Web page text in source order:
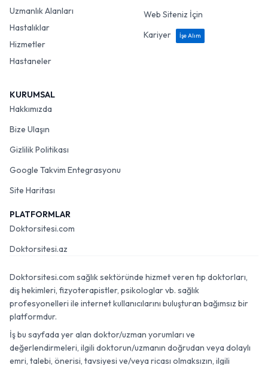
Uzmanlık Alanları
Hastalıklar
Hizmetler
Hastaneler
Web Siteniz İçin
Kariyer
İşe Alım
KURUMSAL
Hakkımızda
Bize Ulaşın
Gizlilik Politikası
Google Takvim Entegrasyonu
Site Haritası
PLATFORMLAR
Doktorsitesi.com
Doktorsitesi.az
Doktorsitesi.com sağlık sektöründe hizmet veren tıp doktorları,
diş hekimleri, fizyoterapistler, psikologlar vb. sağlık
profesyonelleri ile internet kullanıcılarını buluşturan bağımsız bir
platformdur.
İş bu sayfada yer alan doktor/uzman yorumları ve
değerlendirmeleri, ilgili doktorun/uzmanın doğrudan veya dolaylı
emri, talebi, önerisi, tavsiyesi ve/veya ricası olmaksızın, ilgili